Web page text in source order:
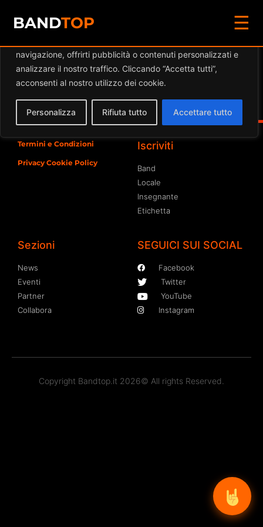
Diamo valore alla tua privacy
navigazione, offrirti pubblicità o contenuti personalizzati e
analizzare il nostro traffico. Cliccando “Accetta tutti”,
acconsenti al nostro utilizzo dei cookie.
Personalizza Rifiuta tutto Accettare tutto
BANDTOP
☰
Eventi aMARGINI FEST
Termini e Condizioni
Privacy Cookie Policy
Iscriviti
Band
Locale
Insegnante
Etichetta
Sezioni
News
Eventi
Partner
Collabora
SEGUICI SUI SOCIAL
Facebook
Twitter
YouTube
Instagram
Copyright Bandtop.it 2026© All rights Reserved.